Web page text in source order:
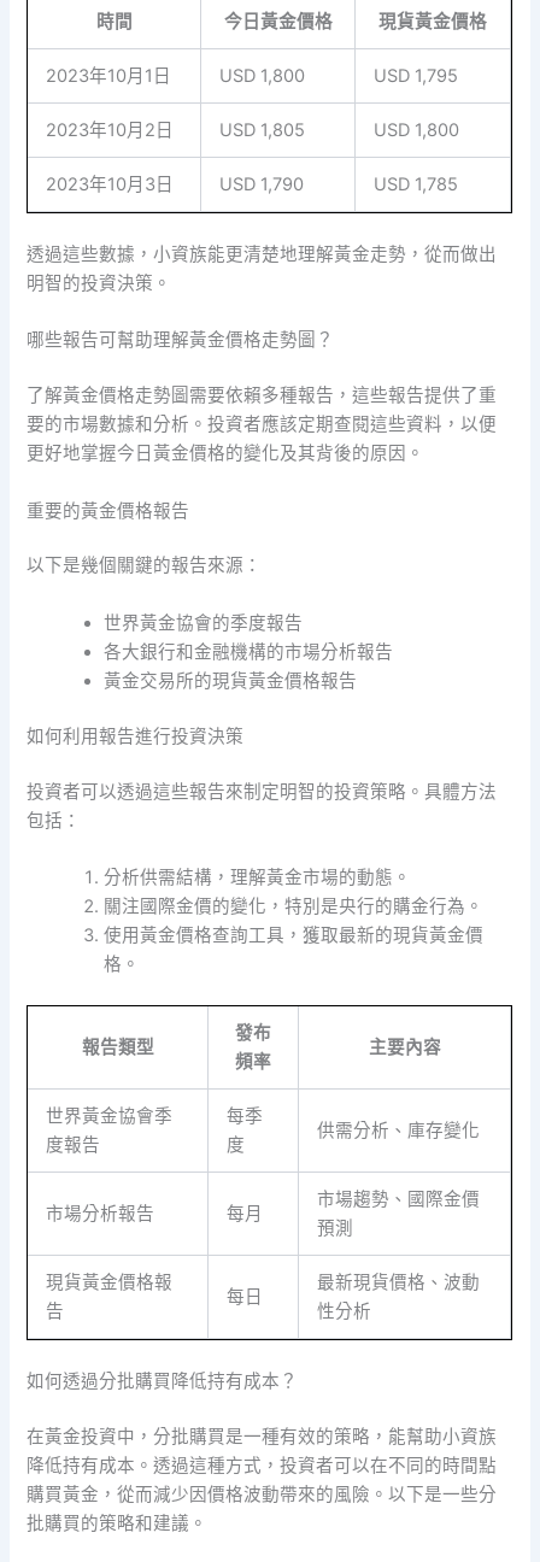
時間 今日黃金價格 現貨黃金價格
2023年10月1日 USD 1,800 USD 1,795
2023年10月2日 USD 1,805 USD 1,800
2023年10月3日 USD 1,790 USD 1,785
透過這些數據，小資族能更清楚地理解黃金走勢，從而做出
明智的投資決策。
哪些報告可幫助理解黃金價格走勢圖？
了解黃金價格走勢圖需要依賴多種報告，這些報告提供了重
要的市場數據和分析。投資者應該定期查閱這些資料，以便
更好地掌握今日黃金價格的變化及其背後的原因。
重要的黃金價格報告
以下是幾個關鍵的報告來源：
世界黃金協會的季度報告
各大銀行和金融機構的市場分析報告
黃金交易所的現貨黃金價格報告
如何利用報告進行投資決策
投資者可以透過這些報告來制定明智的投資策略。具體方法
包括：
分析供需結構，理解黃金市場的動態。
關注國際金價的變化，特別是央行的購金行為。
使用黃金價格查詢工具，獲取最新的現貨黃金價
格。
報告類型
發布
頻率
主要內容
世界黃金協會季
度報告
每季
度
供需分析、庫存變化
市場分析報告 每月
市場趨勢、國際金價
預測
現貨黃金價格報
告
每日
最新現貨價格、波動
性分析
如何透過分批購買降低持有成本？
在黃金投資中，分批購買是一種有效的策略，能幫助小資族
降低持有成本。透過這種方式，投資者可以在不同的時間點
購買黃金，從而減少因價格波動帶來的風險。以下是一些分
批購買的策略和建議。